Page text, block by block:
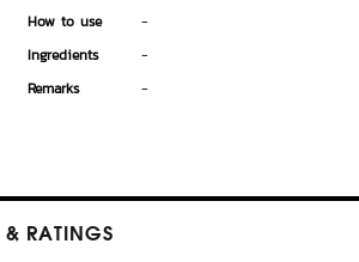
How to use
-
Ingredients
-
Remarks
-
& RATINGS